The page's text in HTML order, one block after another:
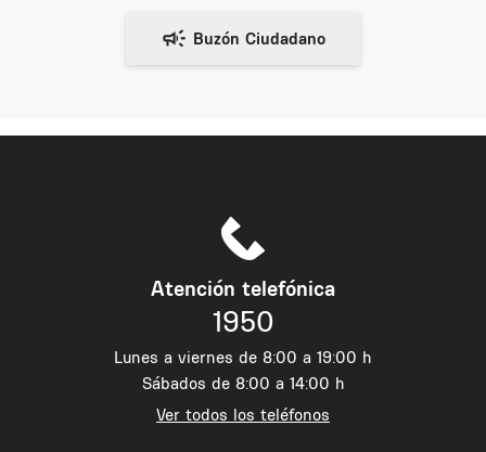
Atención telefónica
1950
Lunes a viernes de 8:00 a 19:00 h
Sábados de 8:00 a 14:00 h
Ver todos los teléfonos